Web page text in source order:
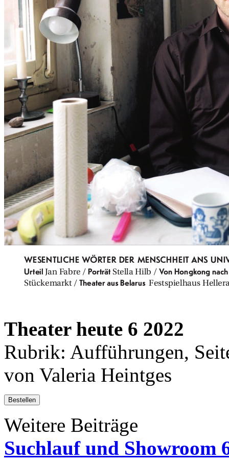
Theater heute 6 2022
Rubrik: Aufführungen,
von Valeria Heintges
Bestellen
Weitere Beiträge
Suchlauf und Showroom